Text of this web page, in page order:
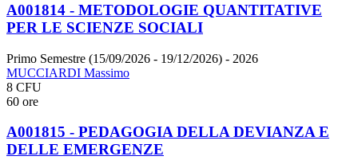
A001814 - METODOLOGIE QUANTITATIVE
PER LE SCIENZE SOCIALI
Primo Semestre (15/09/2026 - 19/12/2026) - 2026
MUCCIARDI Massimo
8 CFU
60 ore
A001815 - PEDAGOGIA DELLA DEVIANZA E
DELLE EMERGENZE